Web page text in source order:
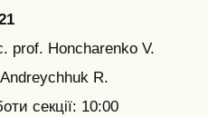
prof. Honcharenko V.
Andreychhuk R.
секції: 10:00